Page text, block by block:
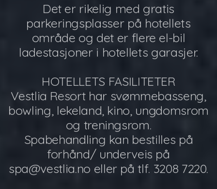
Det er rikelig med gratis
parkeringsplasser på hotellets
område og det er flere el-bil
ladestasjoner i hotellets garasjer.
HOTELLETS FASILITETER
Vestlia Resort har svømmebasseng,
bowling, lekeland, kino, ungdomsrom
og treningsrom.
Spabehandling kan bestilles på
forhånd/ underveis på
spa@vestlia.no eller på tlf. 3208 7220.